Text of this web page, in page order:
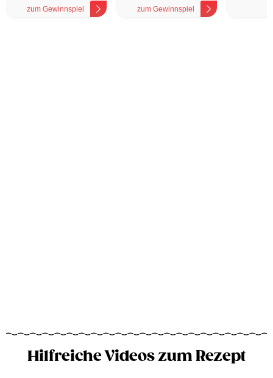
zum Gewinnspiel zum Gewinnspiel
Hilfreiche Videos zum Rezept